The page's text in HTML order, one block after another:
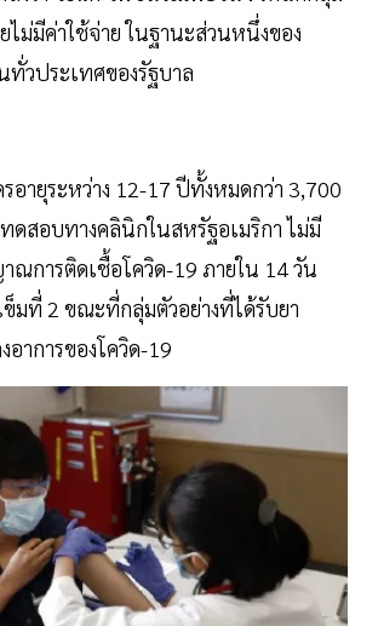
ไม่มีค่าใช้จ่าย ในฐานะส่วนหนึ่งของ
ทั่วประเทศของรัฐบาล
อายุระหว่าง 12-17 ปีทั้งหมดกว่า 3,700
ดสอบทางคลินิกในสหรัฐอเมริกา ไม่มี
การติดเชื้อโควิด-19 ภายใน 14 วัน
มที่ 2 ขณะที่กลุ่มตัวอย่างที่ได้รับยา
าการของโควิด-19